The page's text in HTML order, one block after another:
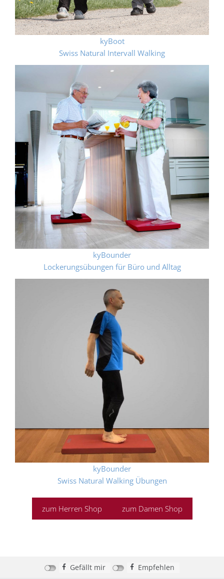
kyBoot
Swiss Natural Intervall Walking
kyBounder
Lockerungsübungen für Büro und Alltag
kyBounder
Swiss Natural Walking Übungen
zum Herren Shop zum Damen Shop
Gefällt mir Empfehlen